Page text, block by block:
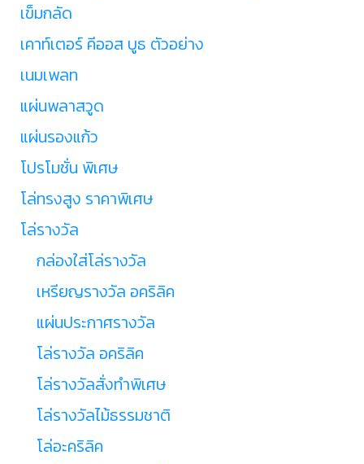
เข็มกลัด
เคาท์เตอร์ คีออส บูธ ตัวอย่าง
เนมเพลท
แผ่นพลาสวูด
แผ่นรองแก้ว
โปรโมชั่น พิเศษ
โล่ทรงสูง ราคาพิเศษ
โล่รางวัล
กล่องใส่โล่รางวัล
เหรียญรางวัล อคริลิค
แผ่นประกาศรางวัล
โล่รางวัล อคริลิค
โล่รางวัลสั่งทำพิเศษ
โล่รางวัลไม้ธรรมชาติ
โล่อะคริลิค